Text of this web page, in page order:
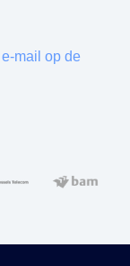
mail op de